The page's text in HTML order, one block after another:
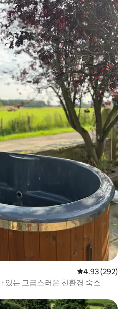
평점 4.93점(5
4.93 (292)
있는 고급스러운 친환경 숙소